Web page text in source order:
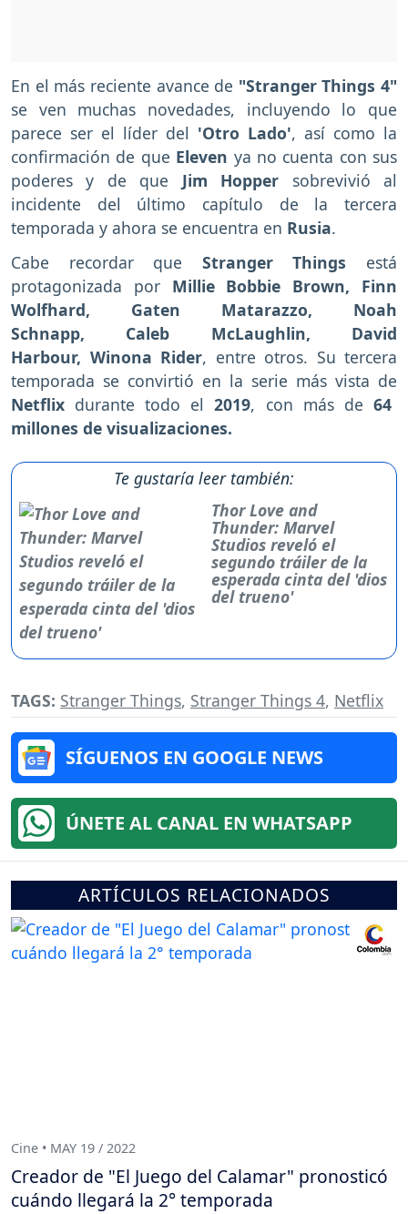
En el más reciente avance de "Stranger Things 4"
se ven muchas novedades, incluyendo lo que
parece ser el líder del 'Otro Lado', así como la
confirmación de que Eleven ya no cuenta con sus
poderes y de que Jim Hopper sobrevivió al
incidente del último capítulo de la tercera
temporada y ahora se encuentra en Rusia.
Cabe recordar que Stranger Things está
protagonizada por Millie Bobbie Brown, Finn
Wolfhard, Gaten Matarazzo, Noah
Schnapp, Caleb McLaughlin, David
Harbour, Winona Rider, entre otros. Su tercera
temporada se convirtió en la serie más vista de
Netflix durante todo el2019, con más de 64
millones de visualizaciones.
Te gustaría leer también:
Thor Love and
Thunder: Marvel
Studios reveló el
segundo tráiler de la
esperada cinta del 'dios
del trueno'
TAGS: Stranger Things, Stranger Things 4, Netflix
SÍGUENOS EN GOOGLE NEWS
ÚNETE AL CANAL EN WHATSAPP
ARTÍCULOS RELACIONADOS
Cine • MAY 19 / 2022
Creador de "El Juego del Calamar" pronosticó
cuándo llegará la 2° temporada